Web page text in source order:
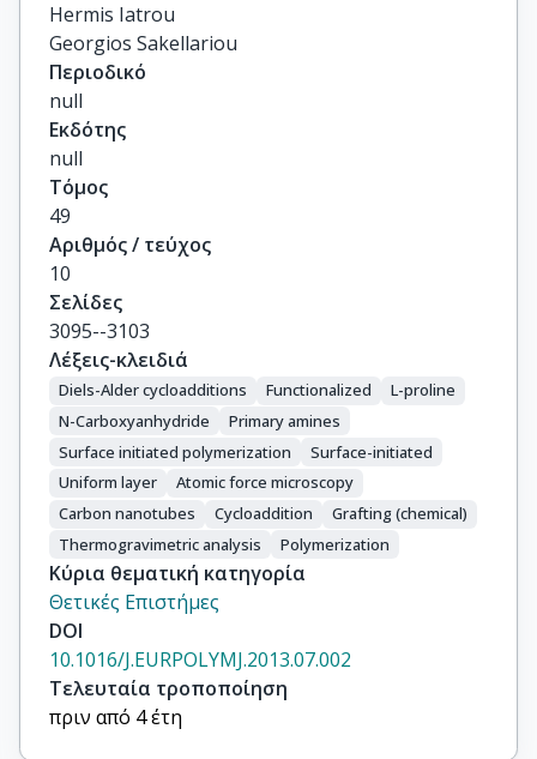
Hermis Iatrou
Georgios Sakellariou
Περιοδικό
null
Εκδότης
null
Τόμος
49
Αριθμός / τεύχος
10
Σελίδες
3095--3103
Λέξεις-κλειδιά
Diels-Alder cycloadditions Functionalized
L-proline
N-Carboxyanhydride
Primary amines
Surface initiated polymerization
Surface-initiated
Uniform layer
Atomic force microscopy
Carbon nanotubes
Cycloaddition
Grafting (chemical)
Thermogravimetric analysis
Polymerization
Κύρια θεματική κατηγορία
Θετικές Επιστήμες
DOI
10.1016/J.EURPOLYMJ.2013.07.002
Τελευταία τροποποίηση
πριν από 4 έτη